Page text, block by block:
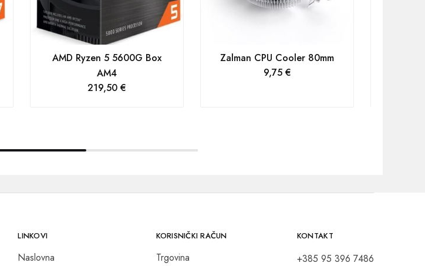
AMD Ryzen 5 5600G Box
AM4
219,50 €
Zalman CPU Cooler 80mm
9,75 €
LINKOVI
Naslovna
KORISNIČKI RAČUN
Trgovina
KONTAKT
+385 95 396 7486